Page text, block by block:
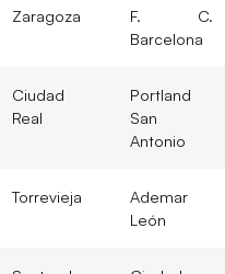
Zaragoza
F. C.
Barcelona
Ciudad
Real
Portland
San
Antonio
Torrevieja
Ademar
León